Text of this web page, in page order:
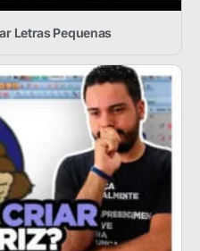
Letras Pequenas